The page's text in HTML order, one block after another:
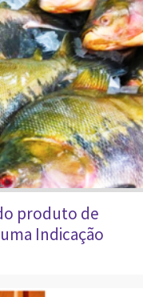
produto de
Indicação